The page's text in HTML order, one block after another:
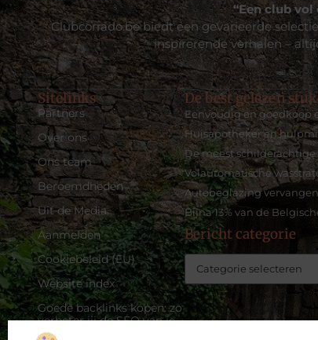
“Een club vol
Clubcorrado.be biedt een gevarieerde
inspirerende verhalen –
Sitelinks
Partners
Over ons
Ons team
Beroemdheden
Uit de Media
Aanmelden
Cookiebeleid (EU)
Website index
Goede backlinks kopen: zo
verbeter jij de SEO van je
website
De best gelezen
Eenvoudig en goedkoop
Huisapotheker en
De meest
Volautomatische
Autobeglazing
Bijna 13% van de
Bericht categorie